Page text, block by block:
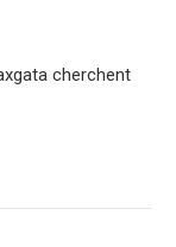
cherchent